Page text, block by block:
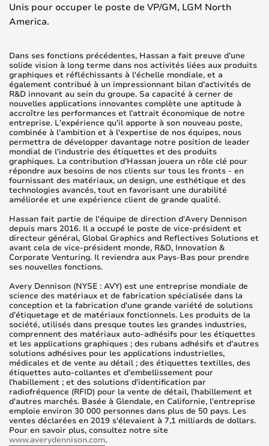
Unis pour occuper le poste de VP/GM, LGM North
America.
Dans ses fonctions précédentes, Hassan a fait preuve d’une
solide vision à long terme dans nos activités liées aux produits
graphiques et réfléchissants à l'échelle mondiale, et a
également contribué à un impressionnant bilan d’activités de
R&D innovant au sein du groupe. Sa capacité à cerner de
nouvelles applications innovantes complète une aptitude à
accroître les performances et l’attrait économique de notre
entreprise. L'expérience qu'il apporte à son nouveau poste,
combinée à l'ambition et à l'expertise de nos équipes, nous
permettra de développer davantage notre position de leader
mondial de l'industrie des étiquettes et des produits
graphiques. La contribution d’Hassan jouera un rôle clé pour
répondre aux besoins de nos clients sur tous les fronts - en
fournissant des matériaux, un design, une esthétique et des
technologies avancés, tout en favorisant une durabilité
améliorée et une expérience client de grande qualité.
Hassan fait partie de l'équipe de direction d'Avery Dennison
depuis mars 2016. Il a occupé le poste de vice-président et
directeur général, Global Graphics and Reflectives Solutions et
avant cela de vice-président monde, R&D, Innovation &
Corporate Venturing. Il reviendra aux Pays-Bas pour prendre
ses nouvelles fonctions.
Avery Dennison (NYSE : AVY) est une entreprise mondiale de
science des matériaux et de fabrication spécialisée dans la
conception et la fabrication d'une grande variété de solutions
d’étiquetage et de matériaux fonctionnels. Les produits de la
société, utilisés dans presque toutes les grandes industries,
comprennent des matériaux auto-adhésifs pour les étiquettes
et les applications graphiques ; des rubans adhésifs et d’autres
solutions adhésives pour les applications industrielles,
médicales et de vente au détail ; des étiquettes textilles, des
étiquettes auto-collantes et d’embellissement pour
l’habillement ; et des solutions d'identification par
radiofréquence (RFID) pour la vente de détail, l’habillement et
d'autres marchés. Basée à Glendale, en Californie, l'entreprise
emploie environ 30 000 personnes dans plus de 50 pays. Les
ventes déclarées en 2019 s'élevaient à 7,1 milliards de dollars.
Pour en savoir plus, consultez notre site
www.averydennison.com.